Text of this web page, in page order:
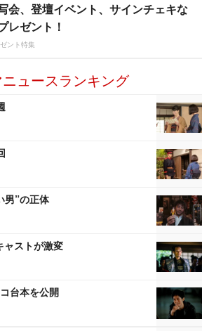
会、登壇イベント、サインチェキな
レゼント！
ント特集
ニュースランキング
男”の正体
ャストが激変
台本を公開